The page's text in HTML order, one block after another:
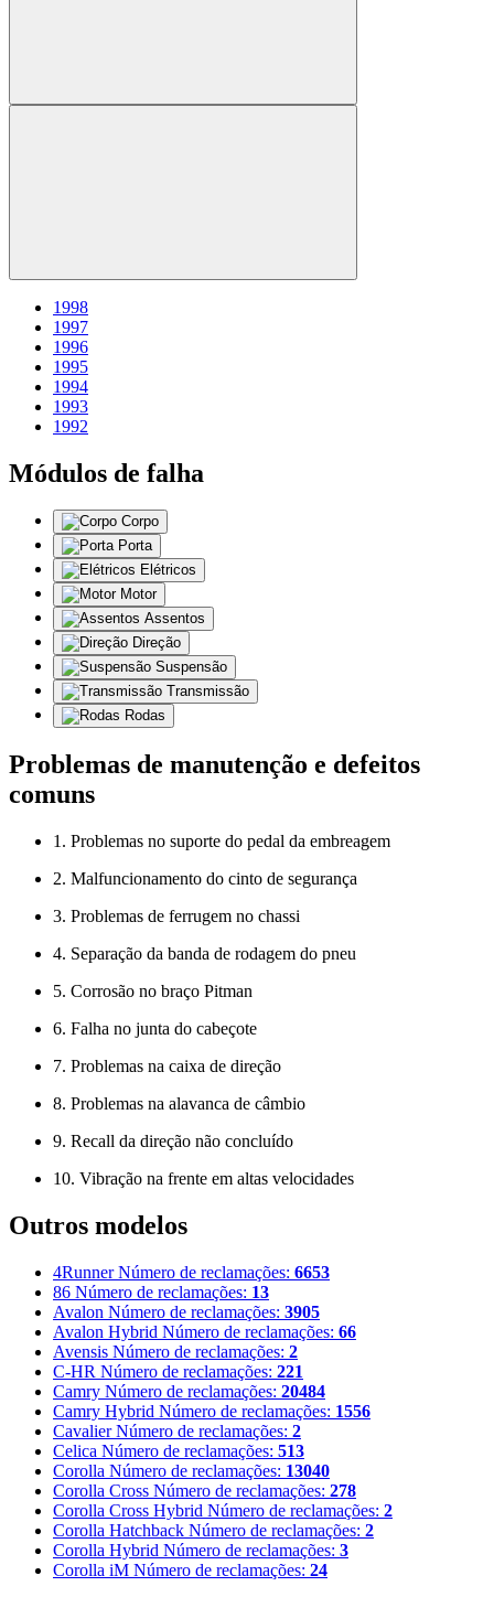
1998
1997
1996
1995
1994
1993
1992
Módulos de falha
Corpo
Porta
Elétricos
Motor
Assentos
Direção
Suspensão
Transmissão
Rodas
Problemas de manutenção e defeitos
comuns
1. Problemas no suporte do pedal da embreagem
2. Malfuncionamento do cinto de segurança
3. Problemas de ferrugem no chassi
4. Separação da banda de rodagem do pneu
5. Corrosão no braço Pitman
6. Falha no junta do cabeçote
7. Problemas na caixa de direção
8. Problemas na alavanca de câmbio
9. Recall da direção não concluído
10. Vibração na frente em altas velocidades
Outros modelos
4Runner Número de reclamações: 6653
86 Número de reclamações: 13
Avalon Número de reclamações: 3905
Avalon Hybrid Número de reclamações: 66
Avensis Número de reclamações: 2
C-HR Número de reclamações: 221
Camry Número de reclamações: 20484
Camry Hybrid Número de reclamações: 1556
Cavalier Número de reclamações: 2
Celica Número de reclamações: 513
Corolla Número de reclamações: 13040
Corolla Cross Número de reclamações: 278
Corolla Cross Hybrid Número de reclamações: 2
Corolla Hatchback Número de reclamações: 2
Corolla Hybrid Número de reclamações: 3
Corolla iM Número de reclamações: 24